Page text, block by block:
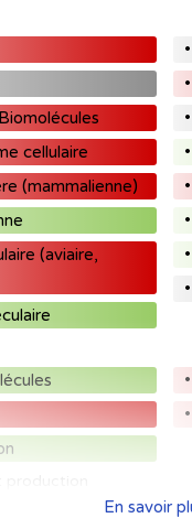
cellulaire
(mammalienne)
(aviaire,
En savoir